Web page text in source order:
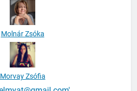
Molnár Zsóka
Morvay Zsófia